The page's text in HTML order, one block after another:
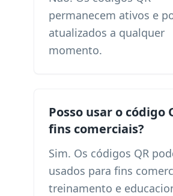
permanecem ativos e
atualizados a qualquer
momento.
Posso usar o código
fins comerciais?
Sim. Os códigos QR
usados ​​para fins
treinamento e